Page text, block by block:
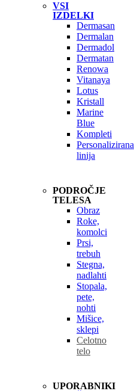
VSI
IZDELKI
Dermasan
Dermalan
Dermadol
Dermatan
Renowa
Vitanaya
Lotus
Kristall
Marine
Blue
Kompleti
Personalizirana
linija
PODROČJE
TELESA
Obraz
Roke,
komolci
Prsi,
trebuh
Stegna,
nadlahti
Stopala,
pete,
nohti
Mišice,
sklepi
Celotno
telo
UPORABNIKI